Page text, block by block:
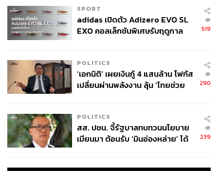
SPORT
adidas เปิดตัว Adizero EVO SL
EXO คอลเล็กชันพิเศษรับฤดูกาล
519
POLITICS
‘เอกนิติ’ เผยเงินกู้ 4 แสนล้าน โฟกัส
เปลี่ยนผ่านพลังงาน ลุ้น ‘ไทยช่วย
290
POLITICS
สส. ปชน. จี้รัฐบาลทบทวนนโยบาย
เมียนมา ต้อนรับ ‘มินอ่องหล่าย’ ได้
239